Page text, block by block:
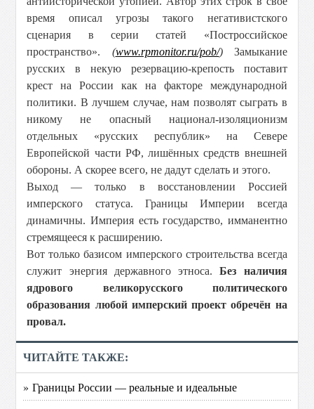
время описал угрозы такого негативистского
сценария в серии статей «Построссийское
пространство». (www.rpmonitor.ru/pob/) Замыкание
русских в некую резервацию-крепость поставит
крест на России как на факторе международной
политики. В лучшем случае, нам позволят сыграть в
никому не опасный национал-изоляционизм
отдельных «русских республик» на Севере
Европейской части РФ, лишённых средств внешней
обороны. А скорее всего, не дадут сделать и этого.
Выход — только в восстановлении Россией
имперского статуса. Границы Империи всегда
динамичны. Империя есть государство, имманентно
стремящееся к расширению.
Вот только базисом имперского строительства всегда
служит энергия державного этноса. Без наличия
ядрового великорусского политического
образования любой имперский проект обречён на
провал.
ЧИТАЙТЕ ТАКЖЕ:
» Границы России — реальные и идеальные